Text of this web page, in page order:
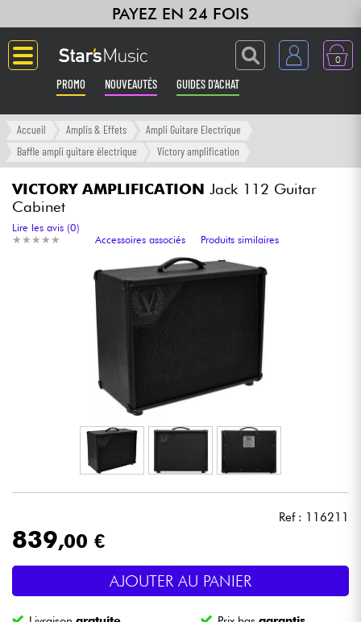
PAYEZ EN 24 FOIS
0
PROMO NOUVEAUTÉS GUIDES D'ACHAT
Langue
Amplis & Effets
Synthés & Sampleurs
Home Studio
Casques
Eclairage
Batteries & Percu
Accueil Amplis & Effets
Ampli Guitare Electrique
Baffle ampli guitare électrique
Victory amplification
VICTORY AMPLIFICATION Jack 112 Guitar
Cabinet
★ ★ ★ ★ ★
★ ★ ★ ★ ★
Lire les avis (0)
Accessoires associés
Produits similaires
Ref : 116211
839,00 €
AJOUTER AU PANIER